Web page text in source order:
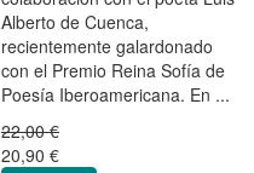
Alberto de Cuenca,
recientemente galardonado
con el Premio Reina Sofía de
Poesía Iberoamericana. En ...
22,00 €
20,90 €